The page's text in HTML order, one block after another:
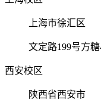
上海市徐汇区
文定路199号方
西安校区
陕西省西安市